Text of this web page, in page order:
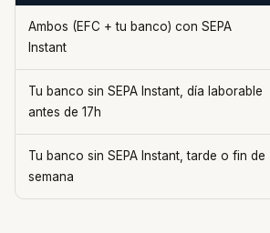
Ambos (EFC + tu banco) con SEPA
Instant
Tu banco sin SEPA Instant, día laborable
antes de 17h
Tu banco sin SEPA Instant, tarde o fin de
semana